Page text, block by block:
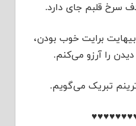
قلبم جای دارد.
برایت خوب بودن،
را آرزو می‌کنم.
تبریک می‌گویم.